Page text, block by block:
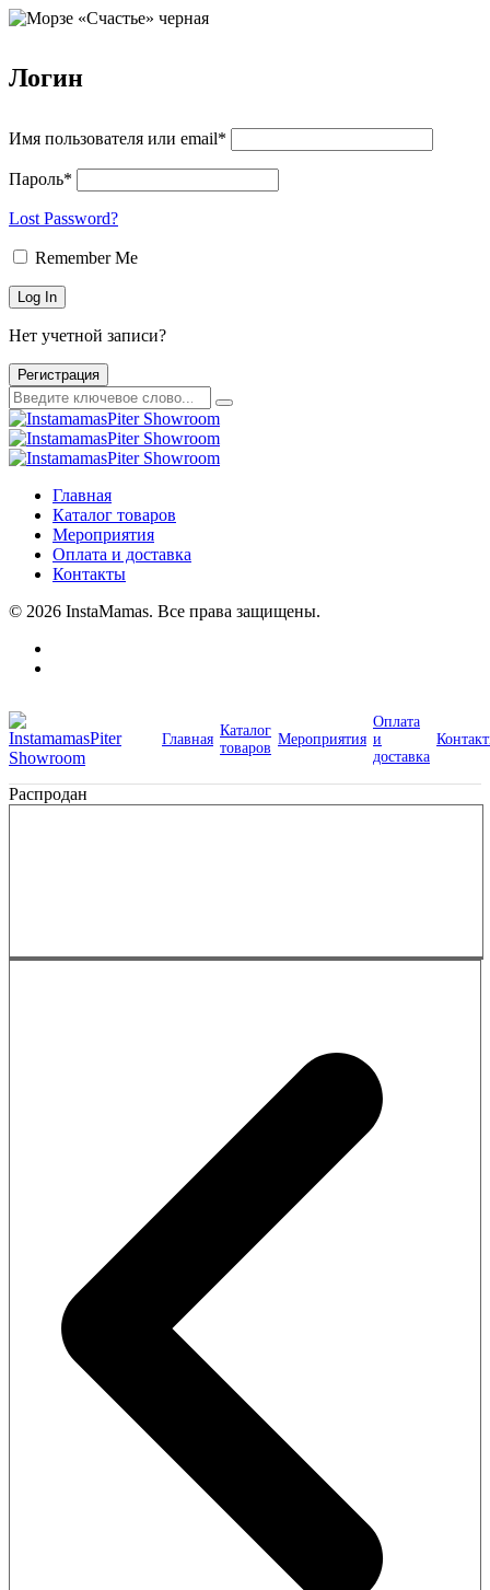
Логин
Имя пользователя или email*
Пароль*
Lost Password?
Remember Me
Нет учетной записи?
Регистрация
Главная
Каталог товаров
Мероприятия
Оплата и доставка
Контакты
© 2026 InstaMamas. Все права защищены.
Главная
Каталог
товаров
Мероприятия
Оплата
и
доставка
Распродан